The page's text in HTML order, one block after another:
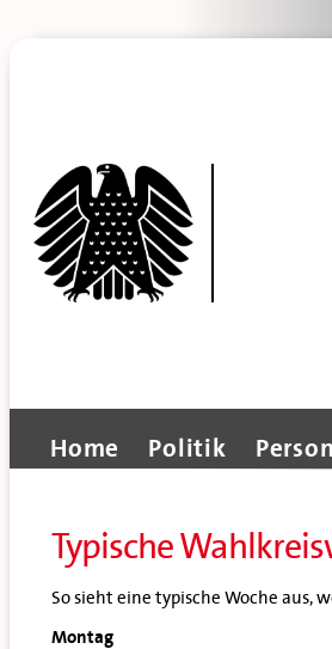
Home Politik Person
Typische
So sieht eine typische Woche aus,
Montag